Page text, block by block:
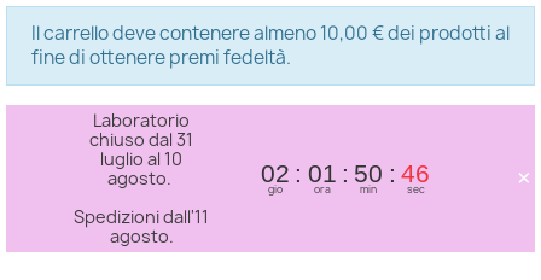
Il carrello deve contenere almeno 10,00 € dei prodotti al
fine di ottenere premi fedeltà.
Laboratorio
chiuso dal 31
luglio al 10
agosto.
Spedizioni dall'11
agosto.
02
gio
01
ora
50
min
45
sec ×